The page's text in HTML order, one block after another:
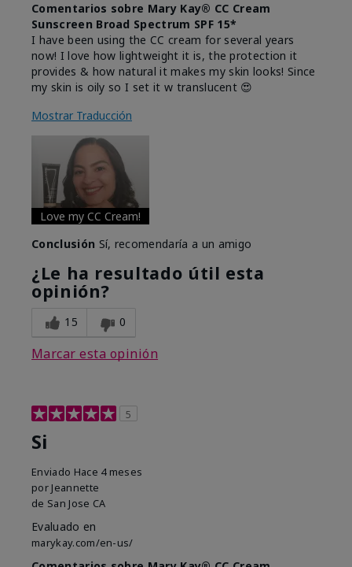
Comentarios sobre Mary Kay® CC Cream
Sunscreen Broad Spectrum SPF 15*
I have been using the CC cream for several years
now! I love how lightweight it is, the protection it
provides & how natural it makes my skin looks! Since
my skin is oily so I set it w translucent 😍
Mostrar Traducción
Love my CC Cream!
Conclusión Sí, recomendaría a un amigo
¿Le ha resultado útil esta
opinión?
15 0
Marcar esta opinión
5
Si
Enviado Hace 4 meses
por Jeannette
de San Jose CA
Evaluado en
marykay.com/en-us/